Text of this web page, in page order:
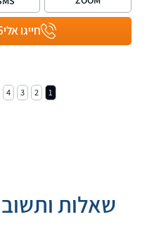
חייגו אלי
1
2
3
4
שאלות